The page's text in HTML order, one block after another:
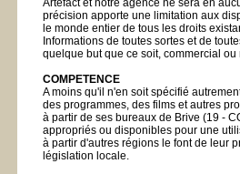
Artefact et notre agence ne sera en
précision apporte une limitation aux
le monde entier de tous les droits
Informations de toutes sortes et de
quelque but que ce soit, commercial
COMPETENCE
A moins qu'il n'en soit spécifié
des programmes, des films et autres
à partir de ses bureaux de Brive (19 -
appropriés ou disponibles pour une
à partir d'autres régions le font de leur
législation locale.